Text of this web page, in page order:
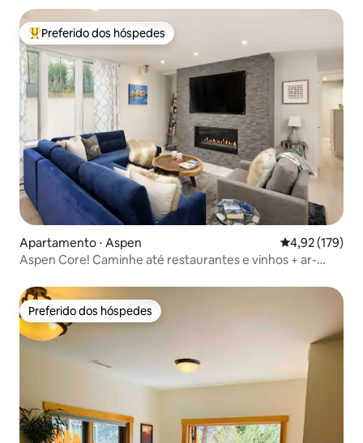
Entre os melhores preferidos dos hóspedes
Preferido dos hóspedes
Apartamento ⋅ Aspen 4,92 de uma
4,92 (179)
Aspen Core! Caminhe até restaurantes e vinhos + ar-
Preferido dos hóspedes
Preferido dos hóspedes